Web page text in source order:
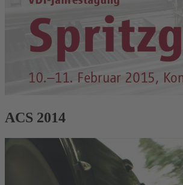
ACS 2014